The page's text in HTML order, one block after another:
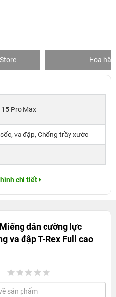
Hoa hậu
15 Pro Max
va đập, Chống trầy xước
chi tiết
Miếng dán cường lực
va đập T-Rex Full cao